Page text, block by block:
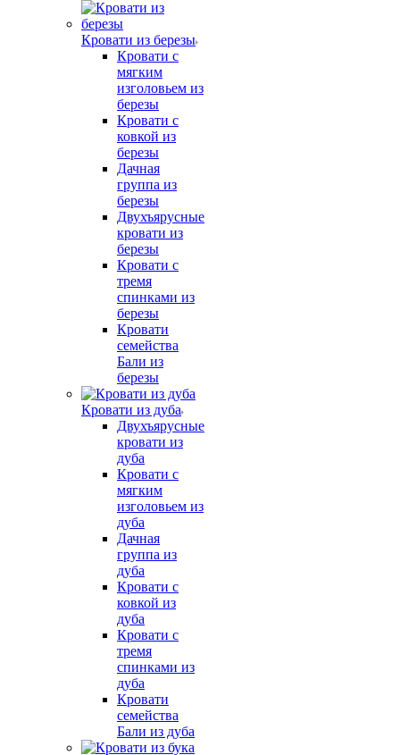
Кровати из березы
Кровати с
мягким
изголовьем из
березы
Кровати с
ковкой из
березы
Дачная
группа из
березы
Двухъярусные
кровати из
березы
Кровати с
тремя
спинками из
березы
Кровати
семейства
Бали из
березы
Кровати из дуба
Двухъярусные
кровати из
дуба
Кровати с
мягким
изголовьем из
дуба
Дачная
группа из
дуба
Кровати с
ковкой из
дуба
Кровати с
тремя
спинками из
дуба
Кровати
семейства
Бали из дуба